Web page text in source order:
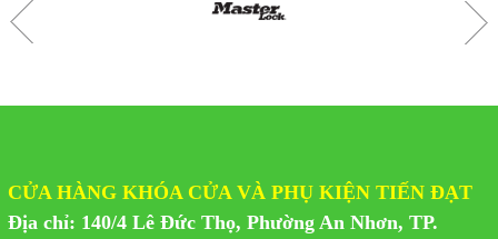
CỬA HÀNG KHÓA CỬA VÀ PHỤ KIỆN TIẾN ĐẠT
Địa chỉ: 140/4 Lê Đức Thọ, Phường An Nhơn, TP.